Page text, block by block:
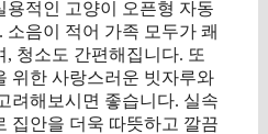
용적인 고양이 오픈형 자동
음이 적어 가족 모두가 쾌
청소도 간편해집니다. 또
위한 사랑스러운 빗자루와
려해보시면 좋습니다. 실속
집안을 더욱 따뜻하고 깔끔